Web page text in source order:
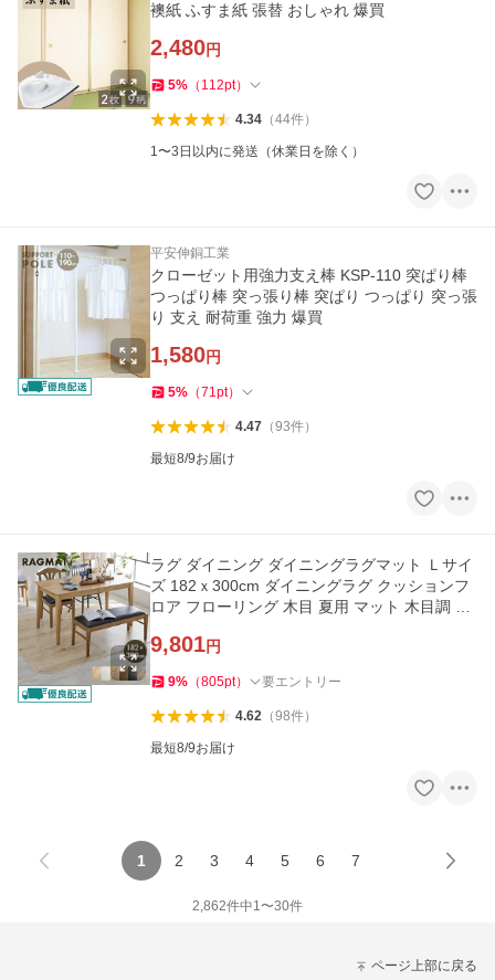
襖紙 ふすま紙 張替 おしゃれ 爆買
2,480円
5% （ 112pt）
4.34（44件）
1〜3日以内に発送（休業日を除く）
平安伸銅工業
クローゼット用強力支え棒 KSP-110 突ぱり棒
つっぱり棒 突っ張り棒 突ぱり つっぱり 突っ張
り 支え 耐荷重 強力 爆買
1,580円
5% （71pt）
4.47（93件）
最短8/9お届け
ラグ ダイニング ダイニングラグマット Ｌサイ
ズ 182ｘ300cm ダイニングラグ クッションフ
ロア フローリング 木目 夏用 マット 木目調 爆
9,801円
9% （805pt） 要エントリー
4.62（98件）
最短8/9お届け
1 2 3 4 5 6 7
2,862件中1〜30件
ページ上部に戻る